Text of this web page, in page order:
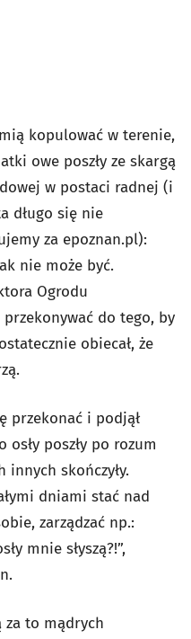
kopulować w terenie,
owe poszły ze skargą
w postaci radnej (i
długo się nie
za epoznan.pl):
nie może być.
Ogrodu
do tego, by
obiecał, że
przekonać i podjął
poszły po rozum
innych skończyły.
dniami stać nad
zarządzać np.:
mnie słyszą?!”,
za to mądrych